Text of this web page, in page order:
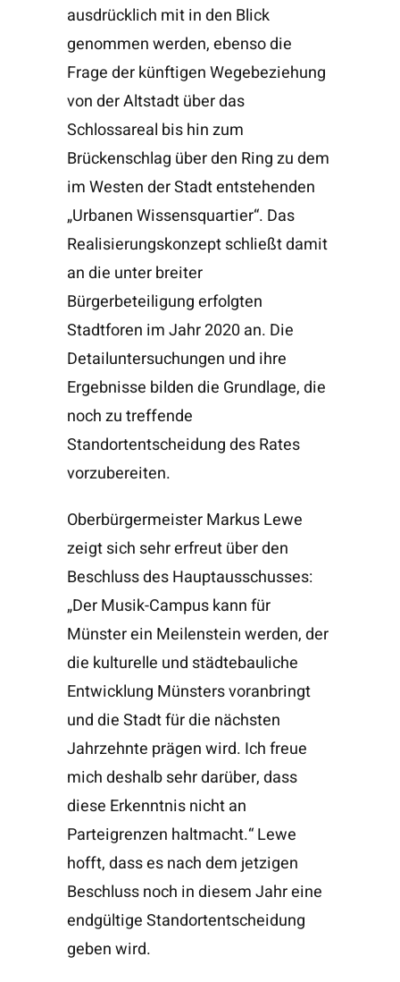
ausdrücklich mit in den Blick
genommen werden, ebenso die
Frage der künftigen Wegebeziehung
von der Altstadt über das
Schlossareal bis hin zum
Brückenschlag über den Ring zu dem
im Westen der Stadt entstehenden
„Urbanen Wissensquartier“. Das
Realisierungskonzept schließt damit
an die unter breiter
Bürgerbeteiligung erfolgten
Stadtforen im Jahr 2020 an. Die
Detailuntersuchungen und ihre
Ergebnisse bilden die Grundlage, die
noch zu treffende
Standortentscheidung des Rates
vorzubereiten.
Oberbürgermeister Markus Lewe
zeigt sich sehr erfreut über den
Beschluss des Hauptausschusses:
„Der Musik-Campus kann für
Münster ein Meilenstein werden, der
die kulturelle und städtebauliche
Entwicklung Münsters voranbringt
und die Stadt für die nächsten
Jahrzehnte prägen wird. Ich freue
mich deshalb sehr darüber, dass
diese Erkenntnis nicht an
Parteigrenzen haltmacht.“ Lewe
hofft, dass es nach dem jetzigen
Beschluss noch in diesem Jahr eine
endgültige Standortentscheidung
geben wird.